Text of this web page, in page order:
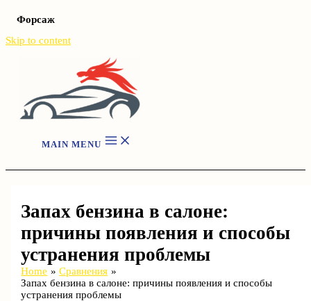
Форсаж
Skip to content
MAIN MENU
Запах бензина в салоне:
причины появления и способы
устранения проблемы
Home
Сравнения
Запах бензина в салоне: причины появления и способы
устранения проблемы